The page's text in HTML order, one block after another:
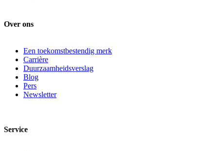
Over ons
Een toekomstbestendig merk
Carrière
Duurzaamheidsverslag
Blog
Pers
Newsletter
Service